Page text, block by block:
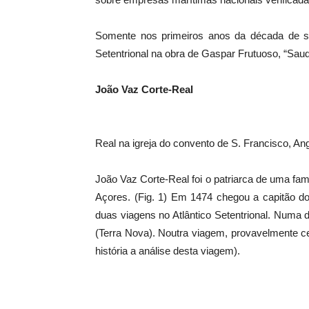
Somente nos primeiros anos da década de
Setentrional na obra de Gaspar Frutuoso,
João Vaz Corte-Real
Real na igreja do convento de S. Francisco,
João Vaz Corte-Real foi o patriarca de uma
Açores. (Fig. 1) Em 1474 chegou a capitão
duas viagens no Atlântico Setentrional. Numa
(Terra Nova). Noutra viagem, provavelmente
história a análise desta viagem).